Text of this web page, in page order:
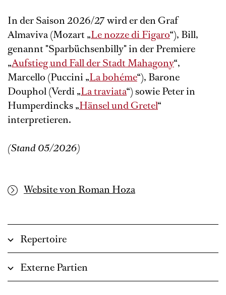
In der Saison 2026/27 wird er den Graf
Almaviva (Mozart „Le nozze di Figaro“), Bill,
genannt "Sparbüchsenbilly" in der Premiere
„Aufstieg und Fall der Stadt Mahagony“,
Marcello (Puccini „La bohéme“), Barone
Douphol (Verdi „La traviata“) sowie Peter in
Humperdincks „Hänsel und Gretel“
interpretieren.
(Stand 05/2026)
Website von Roman Hoza
Repertoire
Externe Partien